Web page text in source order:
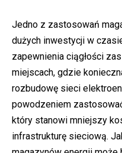
Jedno z zastosowań
dużych inwestycji w
zapewnienia ciągłości
miejscach, gdzie
rozbudowę sieci
powodzeniem
który stanowi mniejszy
infrastrukturę sieciową.